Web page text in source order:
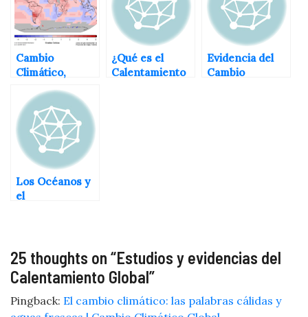
Cambio
Climático,
Calentamiento
Global y Efecto
Invernadero
¿Qué es el
Calentamiento
Evidencia del
Cambio
Los Océanos y
el
25 thoughts on “Estudios y evidencias del
Calentamiento Global”
Pingback: El cambio climático: las palabras cálidas y